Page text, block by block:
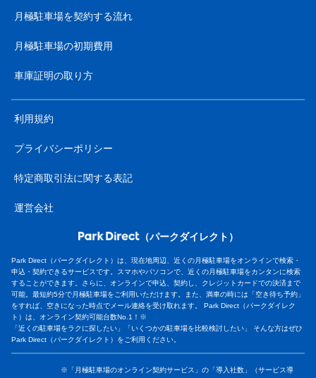
月極駐車場を契約する流れ
月極駐車場の初期費用
車庫証明の取り方
利用規約
プライバシーポリシー
特定商取引法に関する表記
運営会社
（パークダイレクト）
Park Direct（パークダイレクト）は、現在地周辺、近くの月極駐車場をオンラインで検索・
申込・契約できるサービスです。スマホやパソコンで、近くの月極駐車場をカンタンに検索
することができます。さらに、オンラインで申込、契約し、クレジットカードでの決済まで
可能。最短約5分で月極駐車場をご利用いただけます。また、満車の時には「空き待ち予約」
をすれば、空きになった時点でメール連絡を受け取れます。 Park Direct（パークダイレク
ト）は、オンライン契約可能台数No.1！※
「近くの駐車場をラクに探したい」「いくつかの駐車場を比較検討したい」 そんな方はぜひ
Park Direct（パークダイレクト）をご利用ください。
※「月極駐車場のオンライン契約サービス」の「導入社数」（サービス導